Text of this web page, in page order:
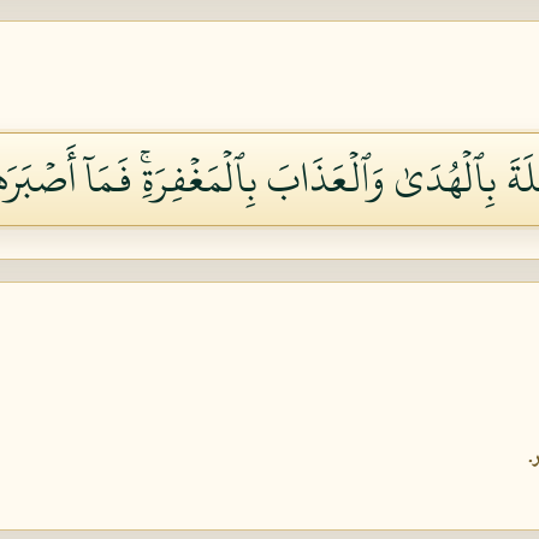
وَٱلۡعَذَابَ بِٱلۡمَغۡفِرَةِۚ فَمَآ أَصۡبَرَهُمۡ